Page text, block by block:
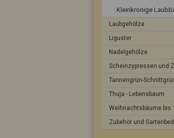
Kleinkronige
Laubgehölze
Liguster
Nadelgehölze
Scheinzypressen und
Tannengrün-
Thuja - Lebensbaum
Weihnachtsbäume bis
Zubehör und